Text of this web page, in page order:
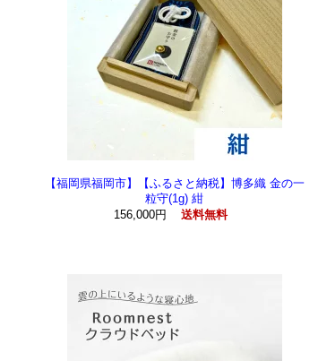
【福岡県福岡市】【ふるさと納税】博多織 金の一
粒守(1g) 紺
156,000円
送料無料